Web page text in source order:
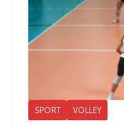
SPORT VOLLEY